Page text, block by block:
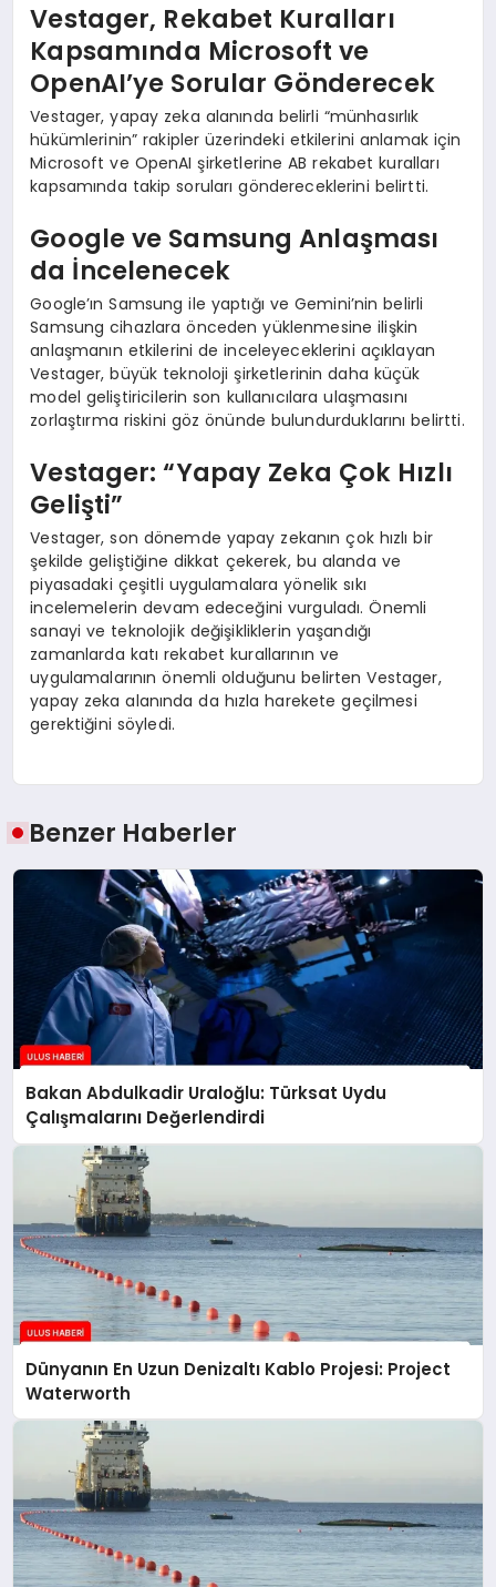
Vestager, Rekabet Kuralları
Kapsamında Microsoft ve
OpenAI’ye Sorular Gönderecek
Vestager, yapay zeka alanında belirli “münhasırlık
hükümlerinin” rakipler üzerindeki etkilerini anlamak için
Microsoft ve OpenAI şirketlerine AB rekabet kuralları
kapsamında takip soruları göndereceklerini belirtti.
Google ve Samsung Anlaşması
da İncelenecek
Google’ın Samsung ile yaptığı ve Gemini’nin belirli
Samsung cihazlara önceden yüklenmesine ilişkin
anlaşmanın etkilerini de inceleyeceklerini açıklayan
Vestager, büyük teknoloji şirketlerinin daha küçük
model geliştiricilerin son kullanıcılara ulaşmasını
zorlaştırma riskini göz önünde bulundurduklarını belirtti.
Vestager: “Yapay Zeka Çok Hızlı
Gelişti”
Vestager, son dönemde yapay zekanın çok hızlı bir
şekilde geliştiğine dikkat çekerek, bu alanda ve
piyasadaki çeşitli uygulamalara yönelik sıkı
incelemelerin devam edeceğini vurguladı. Önemli
sanayi ve teknolojik değişikliklerin yaşandığı
zamanlarda katı rekabet kurallarının ve
uygulamalarının önemli olduğunu belirten Vestager,
yapay zeka alanında da hızla harekete geçilmesi
gerektiğini söyledi.
Benzer Haberler
Bakan Abdulkadir Uraloğlu: Türksat Uydu
Çalışmalarını Değerlendirdi
Dünyanın En Uzun Denizaltı Kablo Projesi: Project
Waterworth